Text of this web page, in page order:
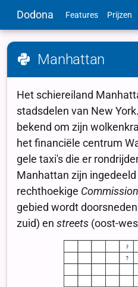
Dodona Features Prijzen
Manhattan